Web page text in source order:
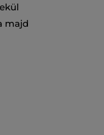
majd